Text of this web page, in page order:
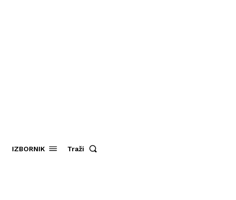
IZBORNIK Traži